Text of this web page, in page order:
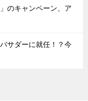
のキャンペーン、ア
サダーに就任！？今